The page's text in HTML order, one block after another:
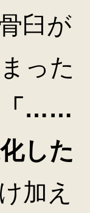
臼が
った
「……
した
加え